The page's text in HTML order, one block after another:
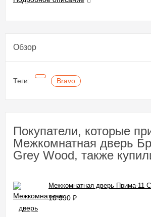
Обзор
Теги: Bravo
Покупатели, которые
Межкомнатная дверь
Grey Wood, также
Межкомнатная дверь Прима-11
10 990 ₽